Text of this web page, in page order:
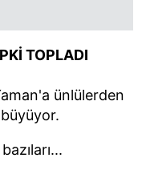
TOPLADI
ünlülerden